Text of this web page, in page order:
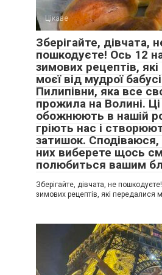
Цікаве
Зберігайте, дівчата,
пошкодуєте! Ось 12
зимових рецептів,
моєї від мудрої
Пилипівни, яка все
прожила на Волині.
обожнюють в нашій
гріють нас і
затишок. Сподіваюся,
них виберете щось
полюбиться вашим
Зберігайте, дівчата, не
зимових рецептів, які передалися